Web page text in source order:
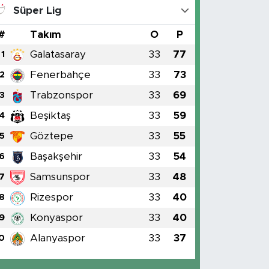
Süper Lig
Takım O P
1 Galatasaray 33 77
2 Fenerbahçe 33 73
3 Trabzonspor 33 69
Beşiktaş 33 59
5 Göztepe 33 55
Başakşehir 33 54
Samsunspor 33 48
Rizespor 33 40
Konyaspor 33 40
Alanyaspor 33 37